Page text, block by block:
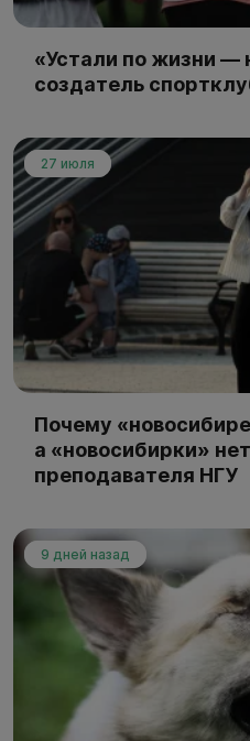
«Устали по жизни —
создатель
27 июля
Почему
а «новосибирки»
преподавателя НГУ
9 дней назад